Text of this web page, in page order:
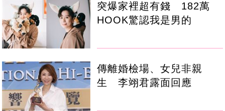
突爆家裡超有錢 182萬
HOOK驚認我是男的
傳離婚檢場、女兒非親
生 李翊君露面回應